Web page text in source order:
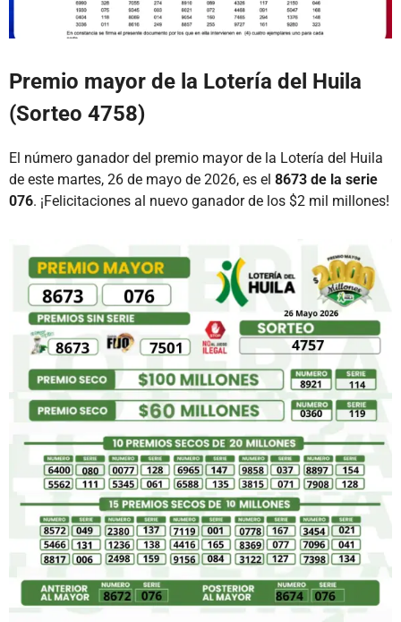
Premio mayor de la Lotería del Huila
(Sorteo 4758)
El número ganador del premio mayor de la Lotería del Huila
de este martes, 26 de mayo de 2026, es el 8673 de la serie
076. ¡Felicitaciones al nuevo ganador de los $2 mil millones!